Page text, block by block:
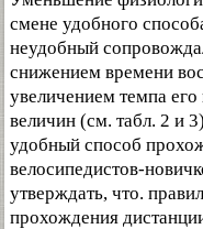
смене удобного
неудобный
снижением времени
увеличением темпа
величин (см. табл. 2 и
удобный способ
велосипедистов-
утверждать, что.
прохождения